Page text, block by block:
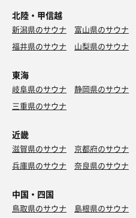
北陸・甲信越
新潟県のサウナ 富山県のサウナ
福井県のサウナ
山梨県のサウナ
東海
岐阜県のサウナ 静岡県のサウナ
三重県のサウナ
近畿
滋賀県のサウナ 京都府のサウナ
兵庫県のサウナ
奈良県のサウナ
中国・四国
鳥取県のサウナ 島根県のサウナ